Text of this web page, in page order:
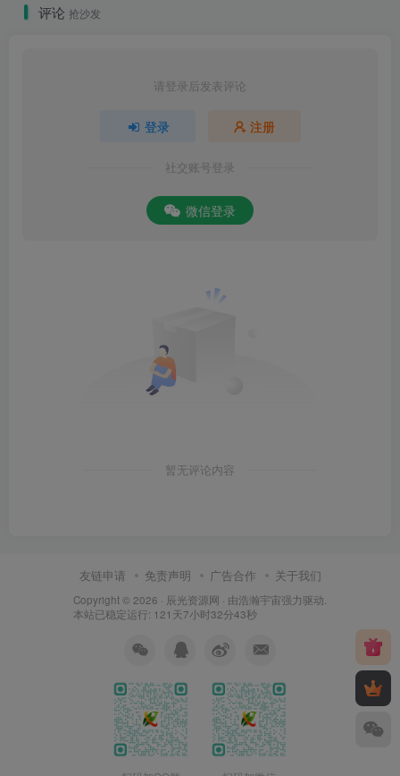
评论 抢沙发
请登录后发表评论
登录 注册
社交账号登录
微信登录
暂无评论内容
友链申请 免责声明 广告合作 关于我们
Copyright © 2026 · 辰光资源网 · 由浩瀚宇宙强力驱动.
本站已稳定运行: 121天7小时32分44秒